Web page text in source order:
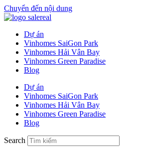
Chuyển đến nội dung
Dự án
Vinhomes SaiGon Park
Vinhomes Hải Vân Bay
Vinhomes Green Paradise
Blog
Dự án
Vinhomes SaiGon Park
Vinhomes Hải Vân Bay
Vinhomes Green Paradise
Blog
Search